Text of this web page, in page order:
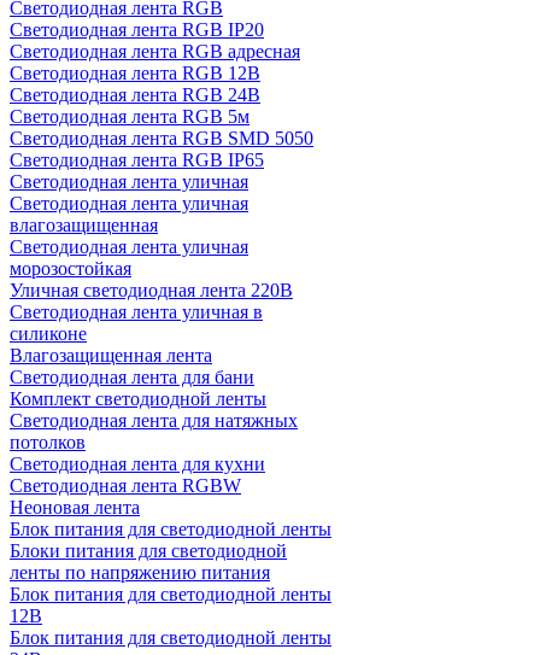
Светодиодная лента RGB
Светодиодная лента RGB IP20
Светодиодная лента RGB адресная
Светодиодная лента RGB 12В
Светодиодная лента RGB 24В
Светодиодная лента RGB 5м
Светодиодная лента RGB SMD 5050
Светодиодная лента RGB IP65
Светодиодная лента уличная
Светодиодная лента уличная
влагозащищенная
Светодиодная лента уличная
морозостойкая
Уличная светодиодная лента 220В
Светодиодная лента уличная в
силиконе
Влагозащищенная лента
Светодиодная лента для бани
Комплект светодиодной ленты
Светодиодная лента для натяжных
потолков
Светодиодная лента для кухни
Светодиодная лента RGBW
Неоновая лента
Блок питания для светодиодной ленты
Блоки питания для светодиодной
ленты по напряжению питания
Блок питания для светодиодной ленты
12В
Блок питания для светодиодной ленты